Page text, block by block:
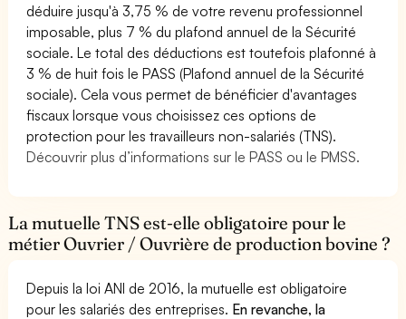
déduire jusqu'à 3,75 % de votre revenu professionnel
imposable, plus 7 % du plafond annuel de la Sécurité
sociale. Le total des déductions est toutefois plafonné à
3 % de huit fois le PASS (Plafond annuel de la Sécurité
sociale). Cela vous permet de bénéficier d'avantages
fiscaux lorsque vous choisissez ces options de
protection pour les travailleurs non-salariés (TNS).
Découvrir plus d’informations sur le PASS ou le PMSS.
La mutuelle TNS est-elle obligatoire pour le
métier Ouvrier / Ouvrière de production bovine ?
Depuis la loi ANI de 2016, la mutuelle est obligatoire
pour les salariés des entreprises. En revanche, la